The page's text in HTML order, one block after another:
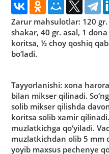
Zarur mahsulotlar: 120
shakar, 40 gr. asal, 1
koritsa, ½ choy qoshiq
bo‘ladi.
Tayyorlanishi: xona
bilan mikser qilinadi.
solib mikser qilishda
koritsa solib xamir
muzlatkichga qo‘yiladi.
muzlatkichdan olib 5 mm
yoyib maxsus pechenye